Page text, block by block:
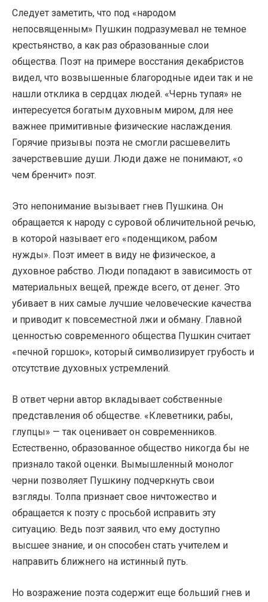
Следует заметить, что под «народом
непосвященным» Пушкин подразумевал не темное
крестьянство, а как раз образованные слои
общества. Поэт на примере восстания декабристов
видел, что возвышенные благородные идеи так и не
нашли отклика в сердцах людей. «Чернь тупая» не
интересуется богатым духовным миром, для нее
важнее примитивные физические наслаждения.
Горячие призывы поэта не смогли расшевелить
зачерствевшие души. Люди даже не понимают, «о
чем бренчит» поэт.
Это непонимание вызывает гнев Пушкина. Он
обращается к народу с суровой обличительной речью,
в которой называет его «поденщиком, рабом
нужды». Поэт имеет в виду не физическое, а
духовное рабство. Люди попадают в зависимость от
материальных вещей, прежде всего, от денег. Это
убивает в них самые лучшие человеческие качества
и приводит к повсеместной лжи и обману. Главной
ценностью современного общества Пушкин считает
«печной горшок», который символизирует грубость и
отсутствие духовных устремлений.
В ответ черни автор вкладывает собственные
представления об обществе. «Клеветники, рабы,
глупцы» — так оценивает он современников.
Естественно, образованное общество никогда бы не
признало такой оценки. Вымышленный монолог
черни позволяет Пушкину подчеркнуть свои
взгляды. Толпа признает свое ничтожество и
обращается к поэту с просьбой исправить эту
ситуацию. Ведь поэт заявил, что ему доступно
высшее знание, и он способен стать учителем и
направить ближнего на истинный путь.
Но возражение поэта содержит еще больший гнев и